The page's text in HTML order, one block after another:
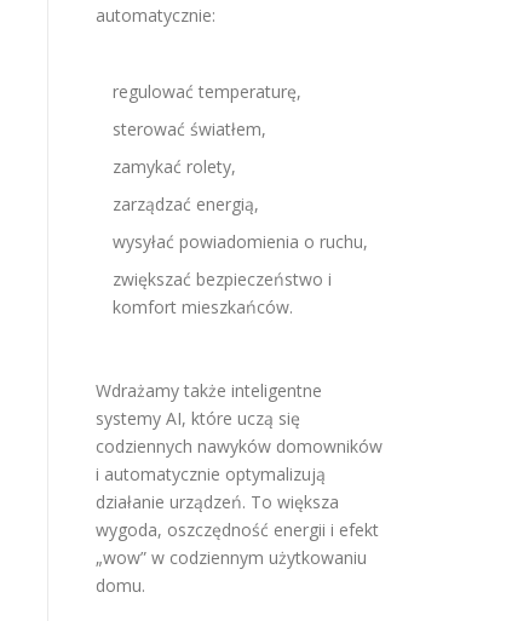
automatycznie:
regulować temperaturę,
sterować światłem,
zamykać rolety,
zarządzać energią,
wysyłać powiadomienia o ruchu,
zwiększać bezpieczeństwo i
komfort mieszkańców.
Wdrażamy także inteligentne
systemy AI, które uczą się
codziennych nawyków domowników
i automatycznie optymalizują
działanie urządzeń. To większa
wygoda, oszczędność energii i efekt
„wow” w codziennym użytkowaniu
domu.